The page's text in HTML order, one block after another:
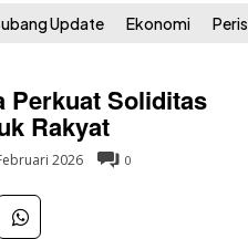
Update Ekonomi
Perkuat Soliditas
Rakyat
2026 0